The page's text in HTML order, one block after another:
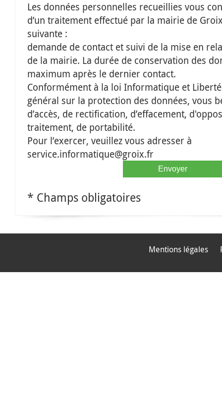
Les données personnelles recueillies vous
d’un traitement effectué par la mairie de
suivante :
demande de contact et suivi de la mise en
de la mairie. La durée de conservation des
maximum après le dernier contact.
Conformément à la loi Informatique et
général sur la protection des données, vous
d’accès, de rectification, d’effacement,
traitement, de portabilité.
Pour l’exercer, veuillez vous adresser à
service.informatique@groix.fr
* Champs obligatoires
Mentions légales